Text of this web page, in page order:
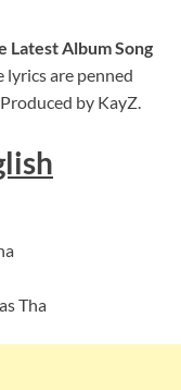
Latest Album Song
are penned
by KayZ.
Tha